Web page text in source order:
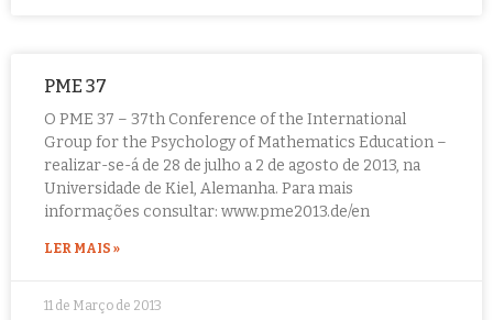
PME 37
O PME 37 – 37th Conference of the International
Group for the Psychology of Mathematics Education –
realizar-se-á de 28 de julho a 2 de agosto de 2013, na
Universidade de Kiel, Alemanha. Para mais
informações consultar: www.pme2013.de/en
LER MAIS »
11 de Março de 2013